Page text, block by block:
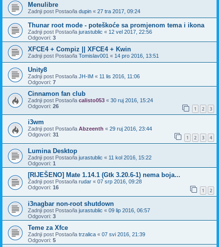
Menulibre
Zadnji post Postao/la dupin « 27 tra 2017, 09:24
Thunar root mode - poteškoće sa promjenom tema i ikona
Zadnji post Postao/la jurastublic « 12 vel 2017, 22:56
Odgovori: 3
XFCE4 + Compiz || XFCE4 + Kwin
Zadnji post Postao/la Tomislav001 « 14 pro 2016, 13:51
Unity8
Zadnji post Postao/la JH-IM « 11 lis 2016, 11:06
Odgovori: 7
Cinnamon fan club
Zadnji post Postao/la calisto053 « 30 ruj 2016, 15:24
Odgovori: 26 1 2 3
i3wm
Zadnji post Postao/la Abzeenth « 29 ruj 2016, 23:44
Odgovori: 31 1 2 3 4
Lumina Desktop
Zadnji post Postao/la jurastublic « 11 kol 2016, 15:22
Odgovori: 1
[RIJEŠENO] Mate 1.14.1 (Gtk 3.20.6-1) nema boja...
Zadnji post Postao/la rudar « 07 srp 2016, 09:28
Odgovori: 16 1 2
i3nagbar non-root shutdown
Zadnji post Postao/la jurastublic « 09 lip 2016, 06:57
Odgovori: 3
Teme za Xfce
Zadnji post Postao/la trzalica « 07 svi 2016, 21:39
Odgovori: 5